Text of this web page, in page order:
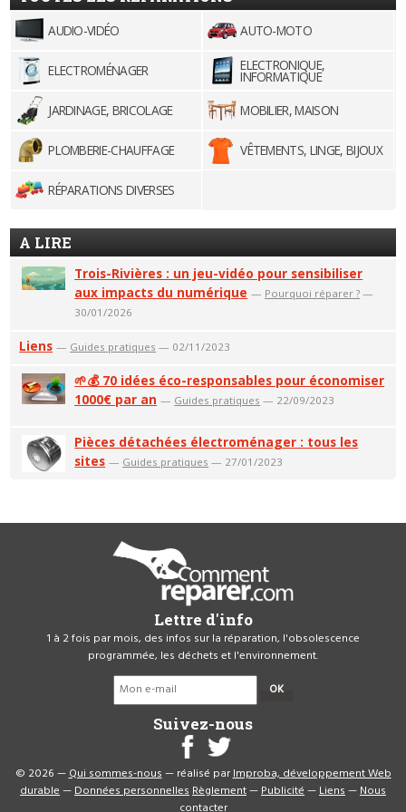
AUDIO-VIDÉO AUTO-MOTO
ELECTROMÉNAGER ELECTRONIQUE,
INFORMATIQUE
JARDINAGE, BRICOLAGE
MOBILIER, MAISON
PLOMBERIE-CHAUFFAGE VÊTEMENTS, LINGE, BIJOUX
RÉPARATIONS DIVERSES
A LIRE
Trois-Rivières : un jeu-vidéo pour sensibiliser
aux impacts du numérique — Pourquoi réparer ? —
30/01/2026
Liens — Guides pratiques — 02/11/2023
🌱💰 70 idées éco-responsables pour économiser
1000€ par an — Guides pratiques — 22/09/2023
Pièces détachées électroménager : tous les
sites — Guides pratiques — 27/01/2023
Lettre d'info
1 à 2 fois par mois, des infos sur la réparation, l'obsolescence
programmée, les déchets et l'environnement.
OK
Suivez-nous
© 2026 —Qui sommes-nous— réalisé parImproba, développement Web
durable—Données personnellesRèglement—Publicité—Liens—Nous
contacter